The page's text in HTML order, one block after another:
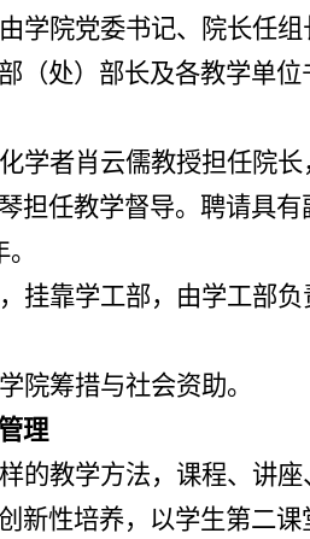
学院党委书记、院长任
（处）部长及各教学单
学者肖云儒教授担任院
担任教学督导。聘请具
挂靠学工部，由学工部
院筹措与社会资助。
理
的教学方法，课程、讲
新性培养，以学生第二